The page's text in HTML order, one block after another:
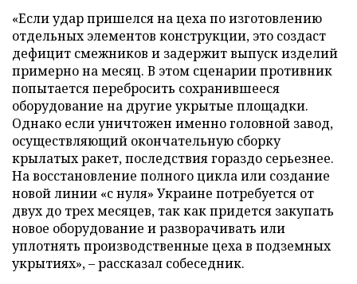
«Если удар пришелся на цеха по изготовлению
отдельных элементов конструкции, это создаст
дефицит смежников и задержит выпуск изделий
примерно на месяц. В этом сценарии противник
попытается перебросить сохранившееся
оборудование на другие укрытые площадки.
Однако если уничтожен именно головной завод,
осуществляющий окончательную сборку
крылатых ракет, последствия гораздо серьезнее.
На восстановление полного цикла или создание
новой линии «с нуля» Украине потребуется от
двух до трех месяцев, так как придется закупать
новое оборудование и разворачивать или
уплотнять производственные цеха в подземных
укрытиях», – рассказал собеседник.